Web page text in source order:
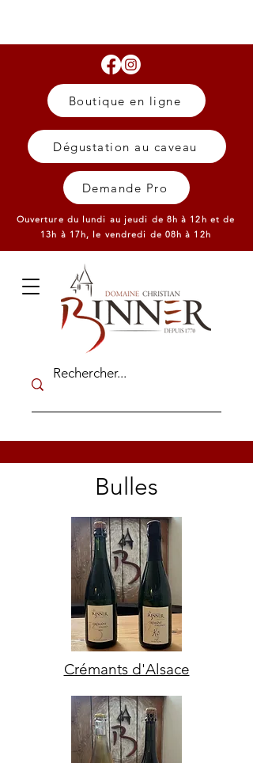
Boutique en ligne
Dégustation au caveau
Demande Pro
Ouverture du lundi au jeudi de 8h à 12h et de
13h à 17h, le vendredi de 08h à 12h
Bulles
Crémants d'Alsace